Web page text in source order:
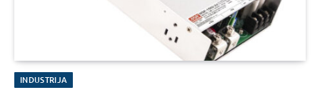
INDUSTRIJA